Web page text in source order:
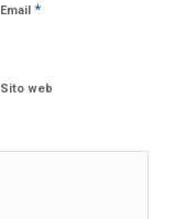
Email *
Sito web